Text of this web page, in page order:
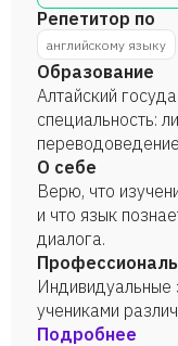
Репетитор по
английскому языку
Образование
Алтайский
специальность:
О себе
Верю, что
и что язык
диалога.
Индивидуальные
учениками
Подробнее